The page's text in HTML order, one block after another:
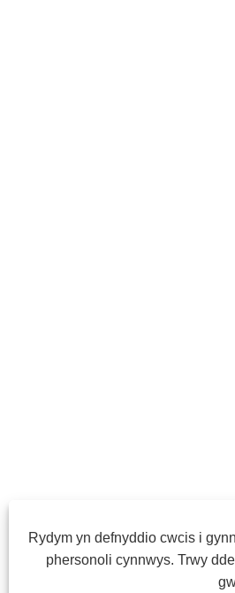
Rydym yn defnyddio cwcis i
phersonoli cynnwys. Trwy